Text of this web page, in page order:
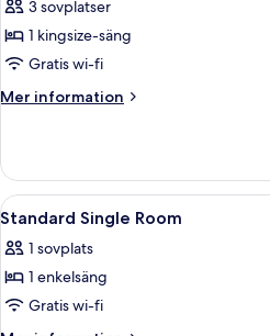
3 sovplatser
1 kingsize-säng
Gratis wi-fi
Mer information
Mer
Öppna
alla
foton
för
Standard
4
Standard Single Room
1 sovplats
1 enkelsäng
Gratis wi-fi